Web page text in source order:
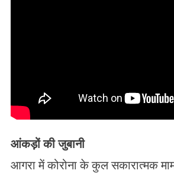
आंकड़ों की जुबानी
आगरा में कोरोना के कुल सकारात्मक